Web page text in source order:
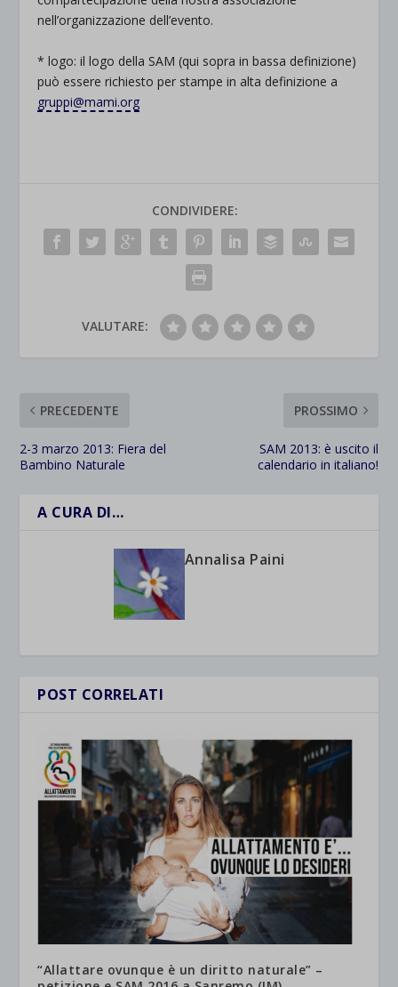
nell’organizzazione dell’evento.
* logo: il logo della SAM (qui sopra in bassa definizione)
può essere richiesto per stampe in alta definizione a
gruppi@mami.org
CONDIVIDERE:
VALUTARE:
PRECEDENTE
2-3 marzo 2013: Fiera del
Bambino Naturale
PROSSIMO
SAM 2013: è uscito il
calendario in italiano!
A CURA DI…
Annalisa Paini
POST CORRELATI
“Allattare ovunque è un diritto naturale” –